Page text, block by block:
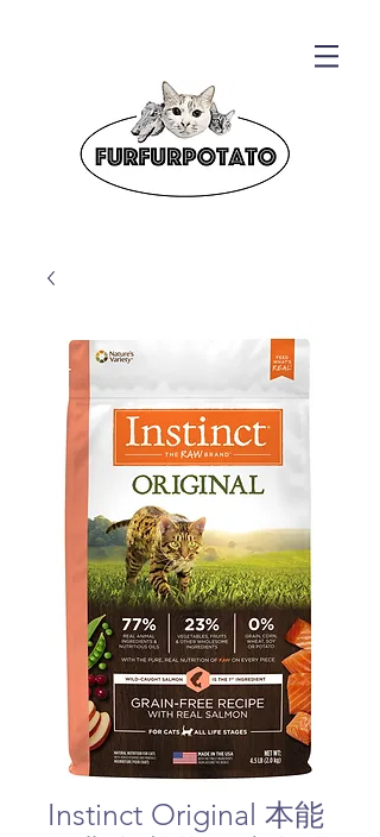
Instinct Original 本能